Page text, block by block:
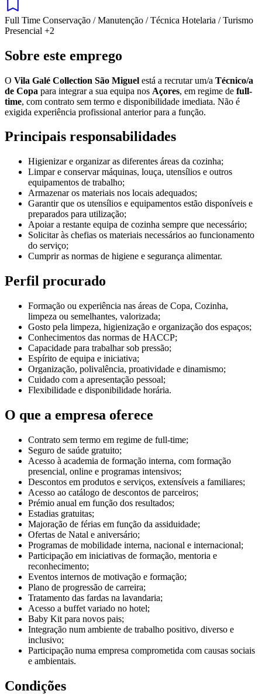
Full Time Conservação / Manutenção / Técnica Hotelaria / Turismo
Presencial +2
Sobre este emprego
O Vila Galé Collection São Miguel está a recrutar um/a Técnico/a
de Copa para integrar a sua equipa nos Açores, em regime de full-
time, com contrato sem termo e disponibilidade imediata. Não é
exigida experiência profissional anterior para a função.
Principais responsabilidades
Higienizar e organizar as diferentes áreas da cozinha;
Limpar e conservar máquinas, louça, utensílios e outros
equipamentos de trabalho;
Armazenar os materiais nos locais adequados;
Garantir que os utensílios e equipamentos estão disponíveis e
preparados para utilização;
Apoiar a restante equipa de cozinha sempre que necessário;
Solicitar às chefias os materiais necessários ao funcionamento
do serviço;
Cumprir as normas de higiene e segurança alimentar.
Perfil procurado
Formação ou experiência nas áreas de Copa, Cozinha,
limpeza ou semelhantes, valorizada;
Gosto pela limpeza, higienização e organização dos espaços;
Conhecimentos das normas de HACCP;
Capacidade para trabalhar sob pressão;
Espírito de equipa e iniciativa;
Organização, polivalência, proatividade e dinamismo;
Cuidado com a apresentação pessoal;
Flexibilidade e disponibilidade horária.
O que a empresa oferece
Contrato sem termo em regime de full-time;
Seguro de saúde gratuito;
Acesso à academia de formação interna, com formação
presencial, online e programas intensivos;
Descontos em produtos e serviços, extensíveis a familiares;
Acesso ao catálogo de descontos de parceiros;
Prémio anual em função dos resultados;
Estadias gratuitas;
Majoração de férias em função da assiduidade;
Ofertas de Natal e aniversário;
Programas de mobilidade interna, nacional e internacional;
Participação em iniciativas de formação, mentoria e
reconhecimento;
Eventos internos de motivação e formação;
Plano de progressão de carreira;
Tratamento das fardas na lavandaria;
Acesso a buffet variado no hotel;
Baby Kit para novos pais;
Integração num ambiente de trabalho positivo, diverso e
inclusivo;
Participação numa empresa comprometida com causas sociais
e ambientais.
Condições